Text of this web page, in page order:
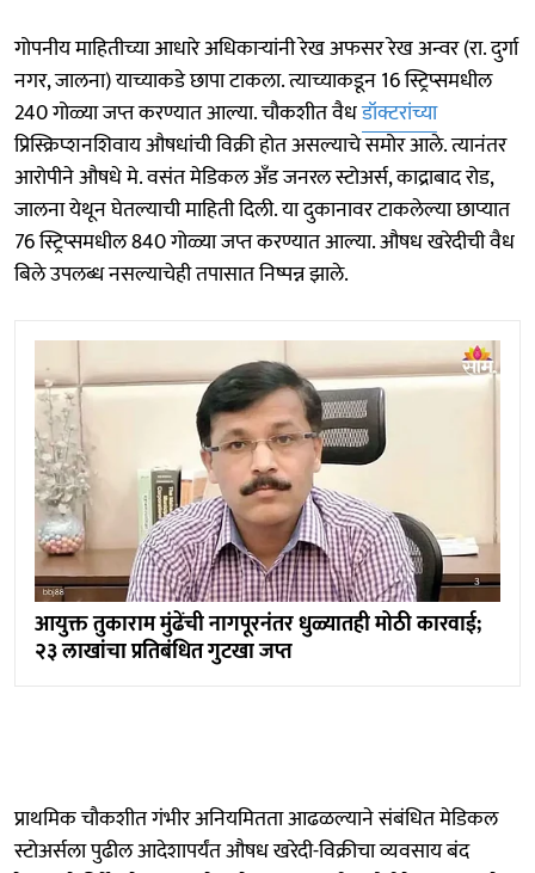
गोपनीय माहितीच्या आधारे अधिकाऱ्यांनी रेख अफसर रेख अन्वर (रा. दुर्गा
नगर, जालना) याच्याकडे छापा टाकला. त्याच्याकडून 16 स्ट्रिप्समधील
240 गोळ्या जप्त करण्यात आल्या. चौकशीत वैधडॉक्टरांच्या
प्रिस्क्रिप्शनशिवाय औषधांची विक्री होत असल्याचे समोर आले. त्यानंतर
आरोपीने औषधे मे. वसंत मेडिकल अँड जनरल स्टोअर्स, काद्राबाद रोड,
जालना येथून घेतल्याची माहिती दिली. या दुकानावर टाकलेल्या छाप्यात
76 स्ट्रिप्समधील 840 गोळ्या जप्त करण्यात आल्या. औषध खरेदीची वैध
बिले उपलब्ध नसल्याचेही तपासात निष्पन्न झाले.
आयुक्त तुकाराम मुंढेंची नागपूरनंतर धुळ्यातही मोठी कारवाई;
२३ लाखांचा प्रतिबंधित गुटखा जप्त
प्राथमिक चौकशीत गंभीर अनियमितता आढळल्याने संबंधित मेडिकल
स्टोअर्सला पुढील आदेशापर्यंत औषध खरेदी-विक्रीचा व्यवसाय बंद